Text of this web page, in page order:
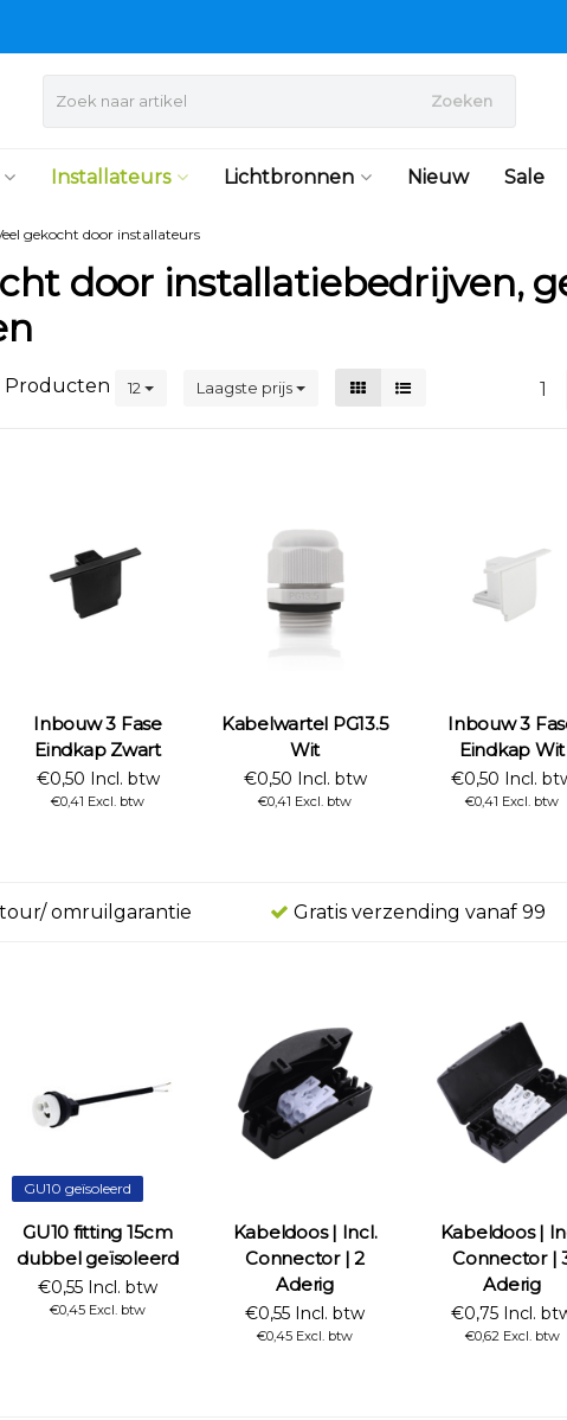
Zoeken
Installateurs Lichtbronnen Nieuw Sale
gekocht door installateurs
door installatiebedrijven,
Producten 12 Laagste prijs 1
Inbouw 3 Fase
Eindkap Zwart
€0,50 Incl. btw
€0,41 Excl. btw
Kabelwartel PG13.5
Wit
€0,50 Incl. btw
€0,41 Excl. btw
Inbouw 3
Eindkap Wit
€0,50 Incl.
€0,41 Excl. btw
omruilgarantie Gratis verzending vanaf 99
GU10 geïsoleerd
GU10 fitting 15cm
dubbel geïsoleerd
€0,55 Incl. btw
€0,45 Excl. btw
Kabeldoos | Incl.
Connector | 2
Aderig
€0,55 Incl. btw
€0,45 Excl. btw
Kabeldoos |
Connector |
Aderig
€0,75 Incl.
€0,62 Excl. btw